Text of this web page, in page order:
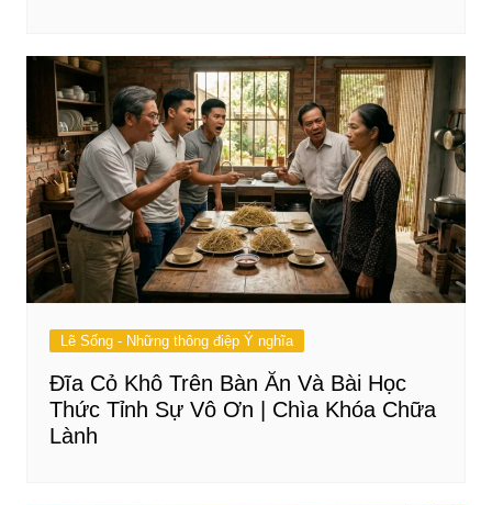
Lẽ Sống - Những thông điệp Ý nghĩa
Đĩa Cỏ Khô Trên Bàn Ăn Và Bài Học
Thức Tỉnh Sự Vô Ơn | Chìa Khóa Chữa
Lành